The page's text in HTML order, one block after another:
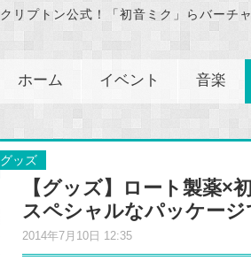
クリプトン公式！「初音ミク」らバーチ
ホーム イベント 音楽
グッズ
【グッズ】ロート製薬×
スペシャルなパッケージ
2014年7月10日 12:35